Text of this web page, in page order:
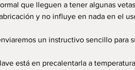
que lleguen a tener algunas
y no influye en nada en el
un instructivo sencillo para
está en precalentarla a